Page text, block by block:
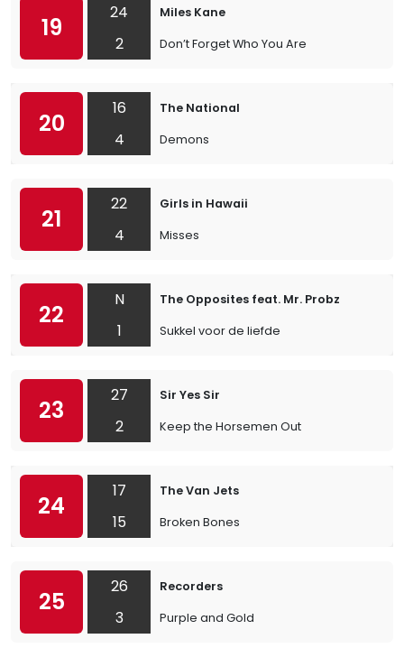
19
24
2
Miles Kane
Don’t Forget Who You Are
20
16
4
The National
Demons
21
22
4
Girls in Hawaii
Misses
22
N
1
The Opposites feat. Mr. Probz
Sukkel voor de liefde
23
27
2
Sir Yes Sir
Keep the Horsemen Out
24
17
15
The Van Jets
Broken Bones
25
26
3
Recorders
Purple and Gold